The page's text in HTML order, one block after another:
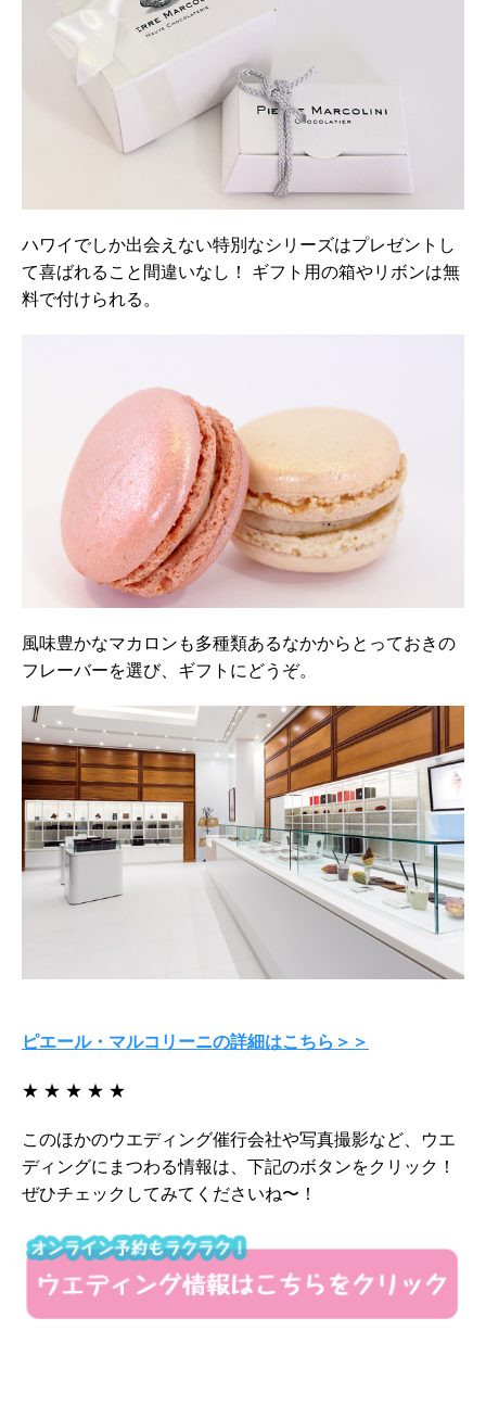
ハワイでしか出会えない特別なシリーズはプレゼントし
て喜ばれること間違いなし！ ギフト用の箱やリボンは無
料で付けられる。
風味豊かなマカロンも多種類あるなかからとっておきの
フレーバーを選び、ギフトにどうぞ。
ピエール・マルコリーニの詳細はこちら＞＞
★ ★ ★ ★ ★
このほかのウエディング催行会社や写真撮影など、ウエ
ディングにまつわる情報は、下記のボタンをクリック！
ぜひチェックしてみてくださいね〜！